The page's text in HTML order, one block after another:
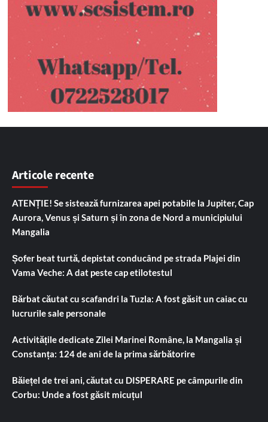
Articole recente
ATENȚIE! Se sistează furnizarea apei potabile la Jupiter, Cap
Aurora, Venus și Saturn și în zona de Nord a municipiului
Mangalia
Șofer beat turtă, depistat conducând pe strada Plajei din
Vama Veche: A dat peste cap etilotestul
Bărbat căutat cu scafandri la Tuzla: A fost găsit un caiac cu
lucrurile sale personale
Activitățile dedicate Zilei Marinei Române, la Mangalia și
Constanța: 124 de ani de la prima sărbătorire
Băiețel de trei ani, căutat cu DISPERARE pe câmpurile din
Corbu: Unde a fost găsit micuțul